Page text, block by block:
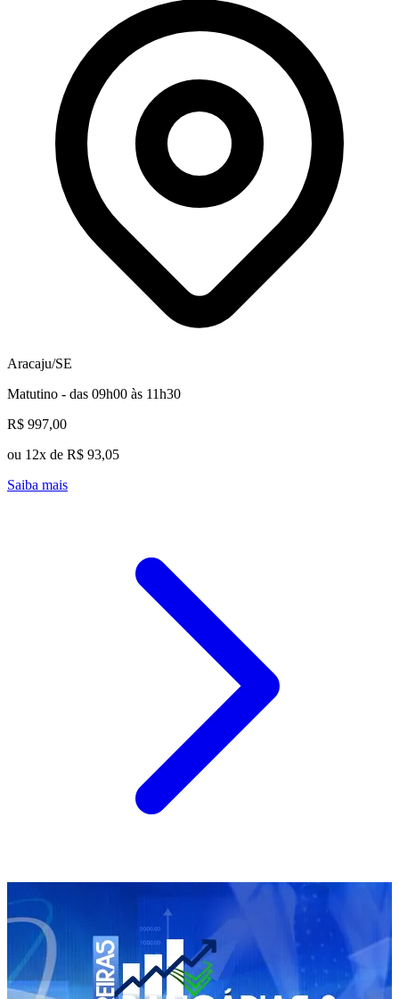
Aracaju/SE
Matutino - das 09h00 às 11h30
R$ 997,00
ou 12x de R$ 93,05
Saiba mais